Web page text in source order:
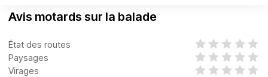
Avis motards sur la balade
État des routes
Paysages
Virages